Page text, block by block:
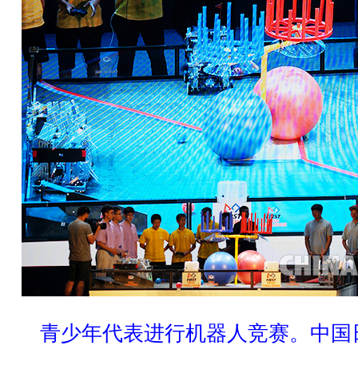
青少年代表进行机器人竞赛。中